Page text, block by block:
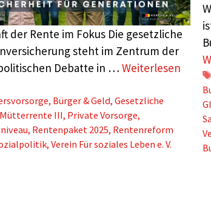
der Rente im Fokus Die gesetzliche
steht im Zentrum der
Debatte in …Weiterlesen
, Bürger & Geld,Gesetzliche
Mütterrente III, Private Vorsorge,
, Rentenpaket 2025, Rentenreform
,Verein Für soziales Leben e. V.